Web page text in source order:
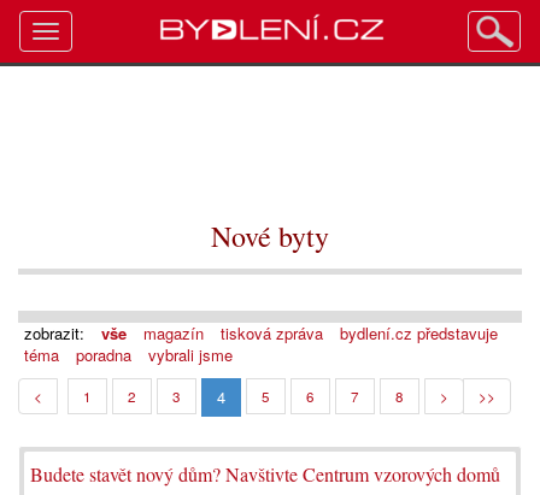
Nové byty
zobrazit: vše magazín tisková zpráva
bydlení.cz představuje
téma
poradna vybrali jsme
< 1 2 3 4 5 6 7 8 > >>
Budete stavět nový dům? Navštivte Centrum vzorových domů
Toggle
navigation